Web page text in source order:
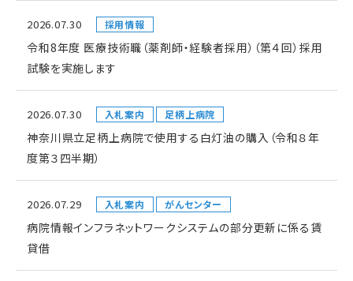
2026.07.30 採用情報
令和8年度 医療技術職（薬剤師・経験者採用）（第４回）採用
試験を実施します
2026.07.30 入札案内 足柄上病院
神奈川県立足柄上病院で使用する白灯油の購入（令和８年
度第３四半期）
2026.07.29 入札案内 がんセンター
病院情報インフラネットワークシステムの部分更新に係る賃
貸借